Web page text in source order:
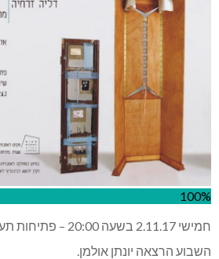
100%
חמישי 2.11.17 בשעה 20:00 – פתיחות תערוכות חדשות.
השבוע הרצאה יונתן אולמן.